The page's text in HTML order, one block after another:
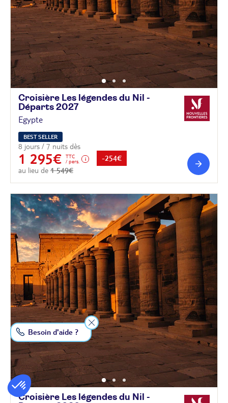
Croisière Les légendes du Nil -
Départs 2027
Egypte
BEST SELLER
8 jours / 7 nuits dès
1 295€
TTC
/ pers.
au lieu de 1 549€
-254€
Croisière Les légendes du Nil -
Besoin d'aide ?